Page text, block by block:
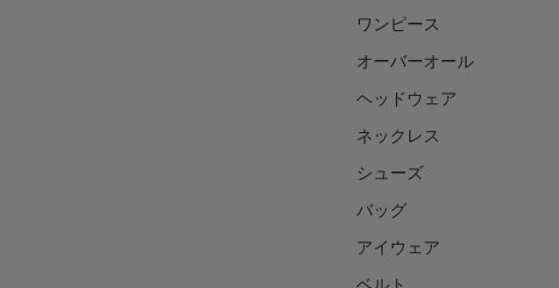
ワンピース
オーバーオール
ヘッドウェア
ネックレス
シューズ
バッグ
アイウェア
ベルト